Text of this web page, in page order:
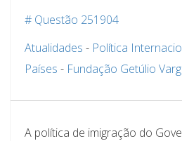
# Questão 251904
Atualidades - Política
Países - Fundação Getúlio
A política de imigração do